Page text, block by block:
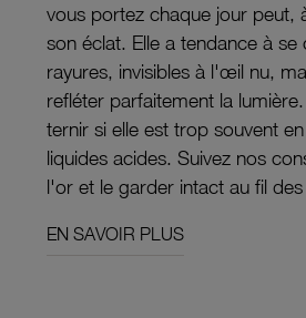
vous portez chaque jour peut,
son éclat. Elle a tendance à
rayures, invisibles à l'œil nu,
refléter parfaitement la
ternir si elle est trop souvent
liquides acides. Suivez nos
l'or et le garder intact au fil des
EN SAVOIR PLUS